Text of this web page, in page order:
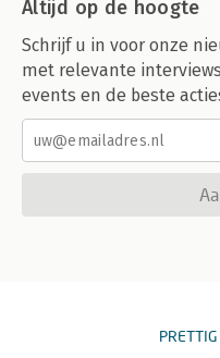
Altijd op de hoogte
Schrijf u in voor onze
met relevante
events en de beste